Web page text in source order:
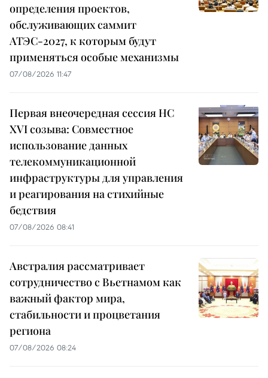
определения проектов,
обслуживающих саммит
АТЭС-2027, к которым будут
применяться особые механизмы
07/08/2026 11:47
Первая внеочередная сессия НС
XVI созыва: Совместное
использование данных
телекоммуникационной
инфраструктуры для управления
и реагирования на стихийные
бедствия
07/08/2026 08:41
Австралия рассматривает
сотрудничество с Вьетнамом как
важный фактор мира,
стабильности и процветания
региона
07/08/2026 08:24